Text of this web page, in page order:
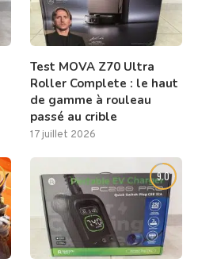
Test MOVA Z70 Ultra
Roller Complete : le haut
de gamme à rouleau
passé au crible
17 juillet 2026
9.0